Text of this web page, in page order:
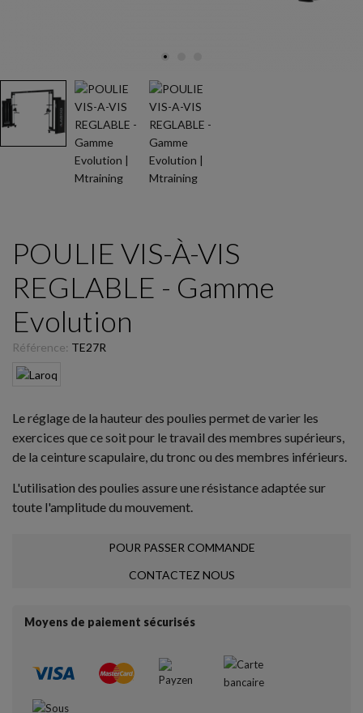
POULIE VIS-À-VIS
REGLABLE - Gamme
Evolution
Référence: TE27R
Le réglage de la hauteur des poulies permet de varier les
exercices que ce soit pour le travail des membres supérieurs,
de la ceinture scapulaire, du tronc ou des membres inférieurs.
L'utilisation des poulies assure une résistance adaptée sur
toute l'amplitude du mouvement.
POUR PASSER COMMANDE
CONTACTEZ NOUS
Moyens de paiement sécurisés